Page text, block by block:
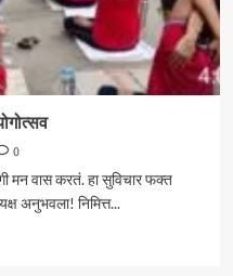
0
मन वास करतं. हा सुविचार फक्त
अनुभवला! निमित्त...